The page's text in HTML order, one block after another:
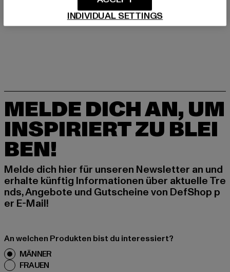
LIEFERUNG & RÜCKGABE
MELDE DICH AN, UM
INSPIRIERT ZU BLEI
BEN!
Melde dich hier für unseren Newsletter an und
erhalte künftig Informationen über aktuelle Tre
nds, Angebote und Gutscheine von DefShop p
er E-Mail!
An welchen Produkten bist du interessiert?
MÄNNER
FRAUEN
INDIVIDUAL SETTINGS